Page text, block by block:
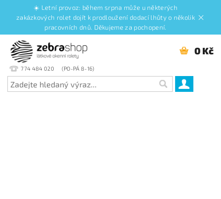
☀️ Letní provoz: během srpna může u některých
zakázkových rolet dojít k prodloužení dodací lhůty o několik
pracovních dnů. Děkujeme za pochopení.
774 484 020
0 Kč